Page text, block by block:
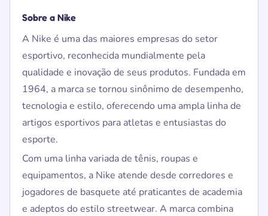
Sobre a Nike
A Nike é uma das maiores empresas do setor
esportivo, reconhecida mundialmente pela
qualidade e inovação de seus produtos. Fundada em
1964, a marca se tornou sinônimo de desempenho,
tecnologia e estilo, oferecendo uma ampla linha de
artigos esportivos para atletas e entusiastas do
esporte.
Com uma linha variada de tênis, roupas e
equipamentos, a Nike atende desde corredores e
jogadores de basquete até praticantes de academia
e adeptos do estilo streetwear. A marca combina